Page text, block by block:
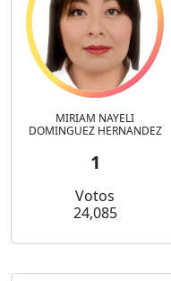
MIRIAM NAYELI
DOMINGUEZ HERNANDEZ
1
Votos
24,085